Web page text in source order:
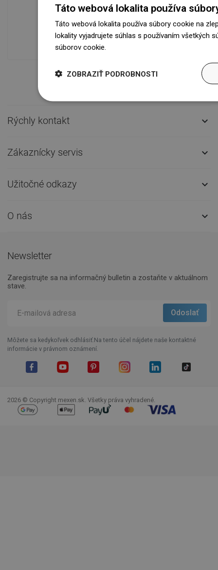
Dostupnosť tovaru
Naše výrobky na vás čakajú v
modernom sklade.Vždy pripravený na
prepravu!
Rýchly kontakt 
Zákaznícky servis 
Užitočné odkazy 
O nás 
Newsletter
Zaregistrujte sa na informačný bulletin a zostaňte v aktuálnom
stave.
Môžete sa kedykoľvek odhlásiť.Na tento účel nájdete naše kontaktné
informácie v právnom oznámení.
2026 © Copyright mexen.sk. Všetky práva vyhradené.
Táto webová lokalita používa
Táto webová lokalita používa súbory cookie na
lokality vyjadrujete súhlas s používaním všetkých
súborov cookie.
ZOBRAZIŤ PODROBNOSTI